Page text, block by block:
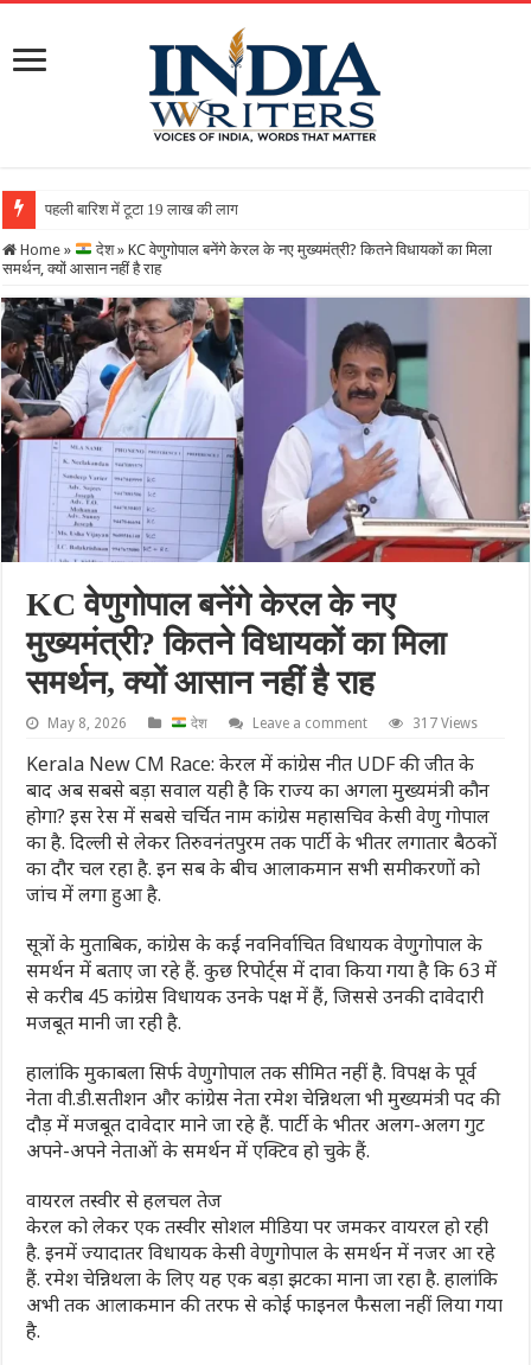
पहली बारिश में टूटा 19 लाख की लागत से बना रिटर्निंग वॉल, ग्रामीणो
Home » देश » KC वेणुगोपाल बनेंगे केरल के नए मुख्यमंत्री? कितने विधायकों का मिला
समर्थन, क्‍यों आसान नहीं है राह
KC वेणुगोपाल बनेंगे केरल के नए
मुख्यमंत्री? कितने विधायकों का मिला
समर्थन, क्‍यों आसान नहीं है राह
May 8, 2026 देश Leave a comment 317 Views
Kerala New CM Race: केरल में कांग्रेस नीत UDF की जीत के
बाद अब सबसे बड़ा सवाल यही है कि राज्य का अगला मुख्यमंत्री कौन
होगा? इस रेस में सबसे चर्चित नाम कांग्रेस महासचिव केसी वेणु गोपाल
का है. दिल्ली से लेकर तिरुवनंतपुरम तक पार्टी के भीतर लगातार बैठकों
का दौर चल रहा है. इन सब के बीच आलाकमान सभी समीकरणों को
जांच में लगा हुआ है.
सूत्रों के मुताबिक, कांग्रेस के कई नवनिर्वाचित विधायक वेणुगोपाल के
समर्थन में बताए जा रहे हैं. कुछ रिपोर्ट्स में दावा किया गया है कि 63 में
से करीब 45 कांग्रेस विधायक उनके पक्ष में हैं, जिससे उनकी दावेदारी
मजबूत मानी जा रही है.
हालांकि मुकाबला सिर्फ वेणुगोपाल तक सीमित नहीं है. विपक्ष के पूर्व
नेता वी.डी.सतीशन और कांग्रेस नेता रमेश चेन्निथला भी मुख्यमंत्री पद की
दौड़ में मजबूत दावेदार माने जा रहे हैं. पार्टी के भीतर अलग-अलग गुट
अपने-अपने नेताओं के समर्थन में एक्टिव हो चुके हैं.
वायरल तस्‍वीर से हलचल तेज
केरल को लेकर एक तस्‍वीर सोशल मीडिया पर जमकर वायरल हो रही
है. इनमें ज्यादातर विधायक केसी वेणुगोपाल के समर्थन में नजर आ रहे
हैं. रमेश चेन्निथला के लिए यह एक बड़ा झटका माना जा रहा है. हालांकि
अभी तक आलाकमान की तरफ से कोई फाइनल फैसला नहीं लिया गया
है.